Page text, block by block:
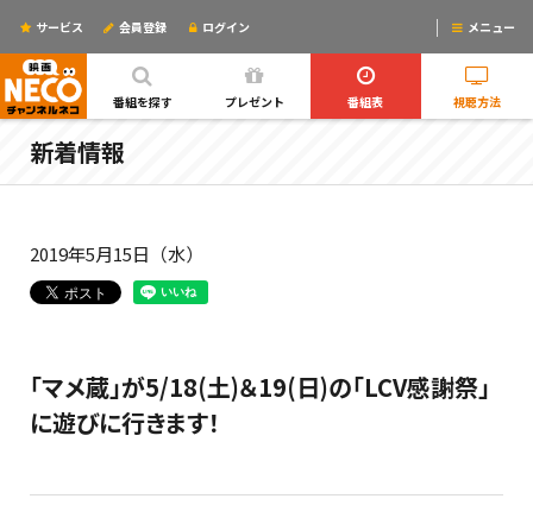
番組を探す プレゼント 番組表 視聴方法
サービス 会員登録 ログイン メニュー
ログインするとリマインドメールが使えるYO!
新着情報
2019年5月15日（水）
「マメ蔵」が5/18(土)＆19(日)の「LCV感謝祭」
に遊びに行きます！